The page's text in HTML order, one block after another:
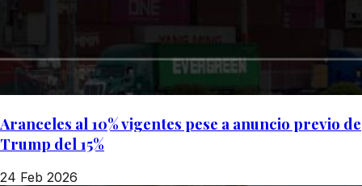
Aranceles al 10% vigentes pese a anuncio previo de
Trump del 15%
24 Feb 2026